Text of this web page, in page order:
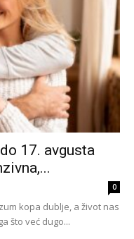
17. avgusta
0
kopa dublje, a život nas
što već dugo...